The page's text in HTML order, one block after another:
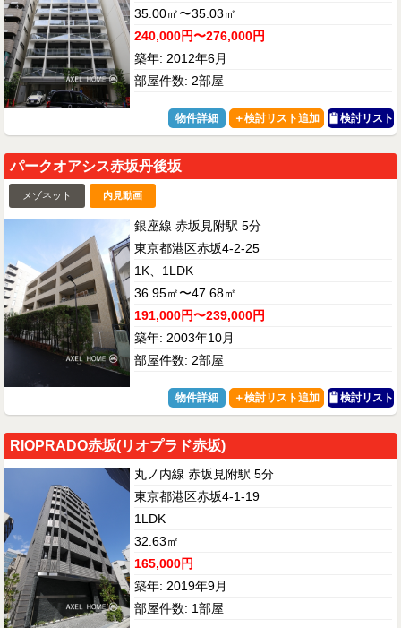
35.00㎡〜35.03㎡
240,000円〜276,000円
築年: 2012年6月
部屋件数: 2部屋
物件詳細 検討リスト
パークオアシス赤坂丹後坂
メゾネット 内見動画
銀座線 赤坂見附駅 5分
東京都港区赤坂4-2-25
1K、1LDK
36.95㎡〜47.68㎡
191,000円〜239,000円
築年: 2003年10月
部屋件数: 2部屋
物件詳細 検討リスト
RIOPRADO赤坂(リオプラド赤坂)
丸ノ内線 赤坂見附駅 5分
東京都港区赤坂4-1-19
1LDK
32.63㎡
165,000円
築年: 2019年9月
部屋件数: 1部屋